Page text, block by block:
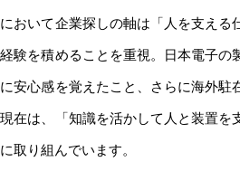
おいて企業探しの軸は「人を支え
験を積めることを重視。日本電子
安心感を覚えたこと、さらに海外
在は、「知識を活かして人と装置を
取り組んでいます。